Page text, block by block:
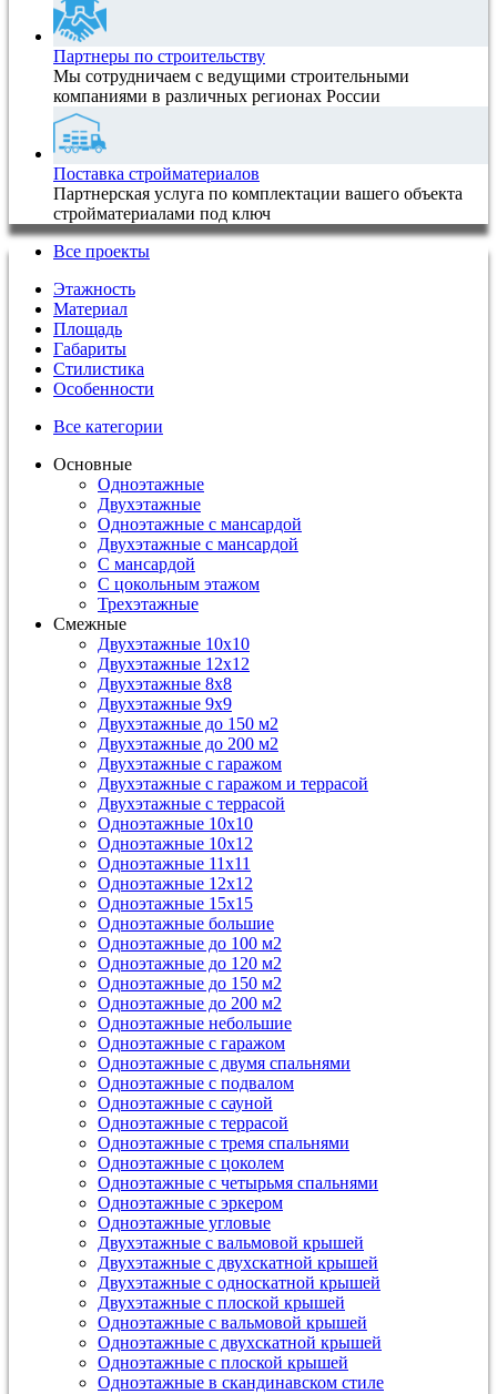
Партнеры по строительству
Мы сотрудничаем с ведущими строительными
компаниями в различных регионах России
Поставка стройматериалов
Партнерская услуга по комплектации вашего объекта
стройматериалами под ключ
Все проекты
Этажность
Материал
Площадь
Габариты
Стилистика
Особенности
Все категории
Основные
Одноэтажные
Двухэтажные
Одноэтажные с мансардой
Двухэтажные с мансардой
С мансардой
С цокольным этажом
Трехэтажные
Смежные
Двухэтажные 10х10
Двухэтажные 12х12
Двухэтажные 8х8
Двухэтажные 9х9
Двухэтажные до 150 м2
Двухэтажные до 200 м2
Двухэтажные с гаражом
Двухэтажные с гаражом и террасой
Двухэтажные с террасой
Одноэтажные 10х10
Одноэтажные 10х12
Одноэтажные 11х11
Одноэтажные 12х12
Одноэтажные 15х15
Одноэтажные большие
Одноэтажные до 100 м2
Одноэтажные до 120 м2
Одноэтажные до 150 м2
Одноэтажные до 200 м2
Одноэтажные небольшие
Одноэтажные с гаражом
Одноэтажные с двумя спальнями
Одноэтажные с подвалом
Одноэтажные с сауной
Одноэтажные с террасой
Одноэтажные с тремя спальнями
Одноэтажные с цоколем
Одноэтажные с четырьмя спальнями
Одноэтажные с эркером
Одноэтажные угловые
Двухэтажные с вальмовой крышей
Двухэтажные с двухскатной крышей
Двухэтажные с односкатной крышей
Двухэтажные с плоской крышей
Одноэтажные с вальмовой крышей
Одноэтажные с двухскатной крышей
Одноэтажные с плоской крышей
Одноэтажные в скандинавском стиле